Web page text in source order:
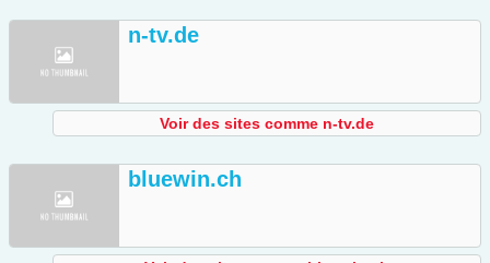
n-tv.de
Voir des sites comme n-tv.de
bluewin.ch